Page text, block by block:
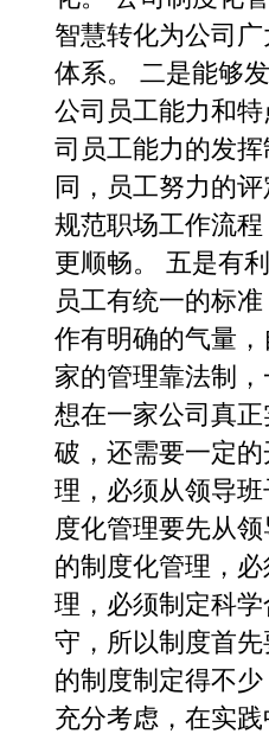
智慧转化为公司
体系。 二是能够
公司员工能力和
司员工能力的发
同，员工努力的
规范职场工作流
更顺畅。 五是有
员工有统一的标
作有明确的气量
家的管理靠法制
想在一家公司真
破，还需要一定
理，必须从领导
度化管理要先从
的制度化管理，
理，必须制定科
守，所以制度首
的制度制定得不
充分考虑，在实